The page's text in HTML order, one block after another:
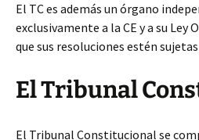
El TC es además un órgano
exclusivamente a la CE y a su Ley
que sus resoluciones estén
El Tribunal
El Tribunal Constitucional se